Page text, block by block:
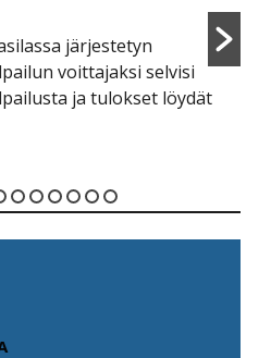
järjestetyn
voittajaksi selvisi
ja tulokset löydät